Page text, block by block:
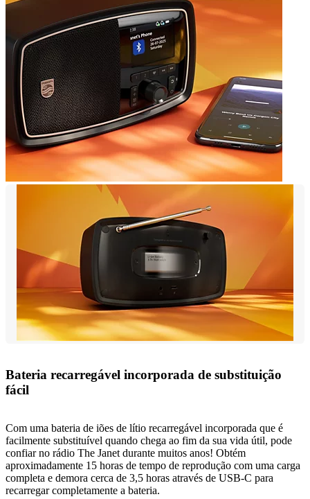
Bateria recarregável incorporada de substituição
fácil
Com uma bateria de iões de lítio recarregável incorporada que é
facilmente substituível quando chega ao fim da sua vida útil, pode
confiar no rádio The Janet durante muitos anos! Obtém
aproximadamente 15 horas de tempo de reprodução com uma carga
completa e demora cerca de 3,5 horas através de USB-C para
recarregar completamente a bateria.